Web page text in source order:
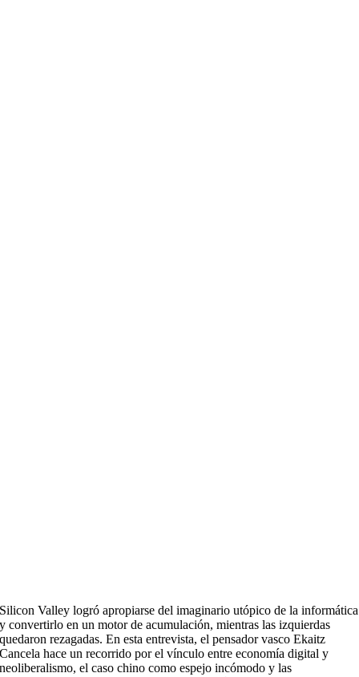
Silicon Valley logró apropiarse del imaginario utópico de la informática
y convertirlo en un motor de acumulación, mientras las izquierdas
quedaron rezagadas. En esta entrevista, el pensador vasco Ekaitz
Cancela hace un recorrido por el vínculo entre economía digital y
neoliberalismo, el caso chino como espejo incómodo y las